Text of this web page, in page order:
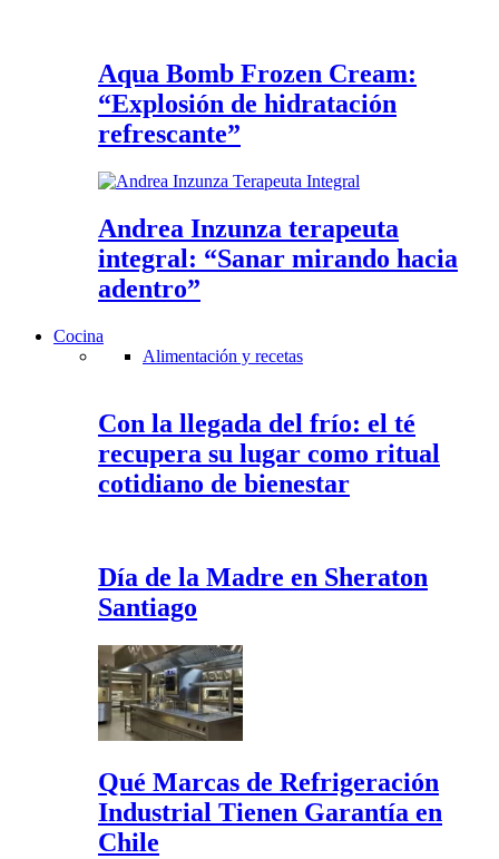
Aqua Bomb Frozen Cream:
“Explosión de hidratación
refrescante”
Andrea Inzunza terapeuta
integral: “Sanar mirando hacia
adentro”
Cocina
Alimentación y recetas
Con la llegada del frío: el té
recupera su lugar como ritual
cotidiano de bienestar
Día de la Madre en Sheraton
Santiago
Qué Marcas de Refrigeración
Industrial Tienen Garantía en
Chile